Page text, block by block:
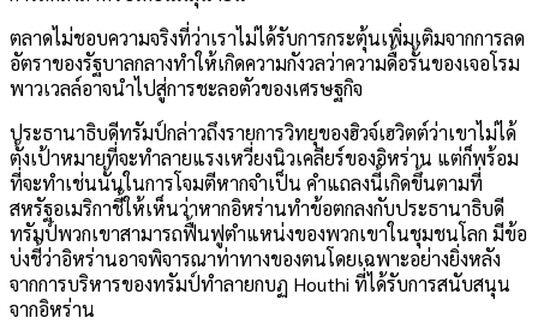
ตลาดไม่ชอบความจริงที่ว่าเราไม่ได้รับการกระตุ้นเพิ่มเติมจากการลด
อัตราของรัฐบาลกลางทำให้เกิดความกังวลว่าความดื้อรั้นของเจอโรม
พาวเวลล์อาจนำไปสู่การชะลอตัวของเศรษฐกิจ
ประธานาธิบดีทรัมป์กล่าวถึงรายการวิทยุของฮิวจ์เฮวิตต์ว่าเขาไม่ได้
ตั้งเป้าหมายที่จะทำลายแรงเหวี่ยงนิวเคลียร์ของอิหร่าน แต่ก็พร้อม
ที่จะทำเช่นนั้นในการโจมตีหากจำเป็น คำแถลงนี้เกิดขึ้นตามที่
สหรัฐอเมริกาชี้ให้เห็นว่าหากอิหร่านทำข้อตกลงกับประธานาธิบดี
ทรัมป์พวกเขาสามารถฟื้นฟูตำแหน่งของพวกเขาในชุมชนโลก มีข้อ
บ่งชี้ว่าอิหร่านอาจพิจารณาท่าทางของตนโดยเฉพาะอย่างยิ่งหลัง
จากการบริหารของทรัมป์ทำลายกบฏ Houthi ที่ได้รับการสนับสนุน
จากอิหร่าน